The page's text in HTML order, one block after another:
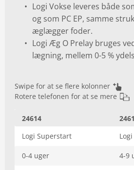
Logi Vokse leveres både
og som PC EP, samme
æglægger foder.
Logi Æg O Prelay bruges
lægning, mellem 0-5 %
Swipe for at se flere kolonner
Rotere telefonen for at se mere
24614
Logi Superstart
0-4 uger 4-9